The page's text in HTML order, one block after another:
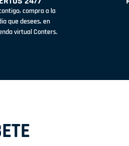
compra a la
que desees, en
virtual Conters.